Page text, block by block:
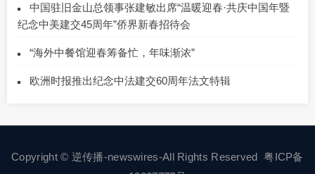
中国驻旧金山总领事张建敏出席“温暖迎春·共庆中国年暨
纪念中美建交45周年”侨界新春招待会
“海外中餐馆迎春筹备忙，年味渐浓”
欧洲时报推出纪念中法建交60周年法文特辑
Copyright © 逆传播-newswires-All Rights Reserved粤ICP备